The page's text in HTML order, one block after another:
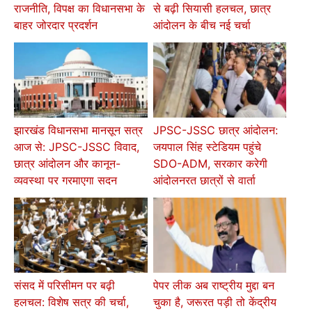
राजनीति, विपक्ष का विधानसभा के
बाहर जोरदार प्रदर्शन
से बढ़ी सियासी हलचल, छात्र
आंदोलन के बीच नई चर्चा
झारखंड विधानसभा मानसून सत्र
आज से: JPSC-JSSC विवाद,
छात्र आंदोलन और कानून-
व्यवस्था पर गरमाएगा सदन
JPSC-JSSC छात्र आंदोलन:
जयपाल सिंह स्टेडियम पहुंचे
SDO-ADM, सरकार करेगी
आंदोलनरत छात्रों से वार्ता
संसद में परिसीमन पर बढ़ी
हलचल: विशेष सत्र की चर्चा,
पेपर लीक अब राष्ट्रीय मुद्दा बन
चुका है, जरूरत पड़ी तो केंद्रीय